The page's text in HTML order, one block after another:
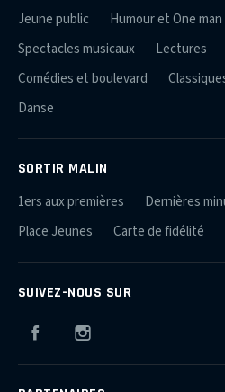
Jeune public
Humour et One
Spectacles musicaux
Lectures
Comédies et boulevard
Danse
SORTIR MALIN
1ers aux premières Dernières
Place Jeunes
Carte de fidélité
SUIVEZ-NOUS SUR
Facebook